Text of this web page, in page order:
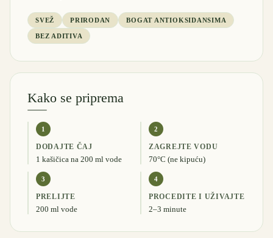
SVEŽ PRIRODAN BOGAT ANTIOKSIDANSIMA
BEZ ADITIVA
Kako se priprema
1
DODAJTE ČAJ
1 kašičica na 200 ml vode
2
ZAGREJTE VODU
70°C (ne kipuću)
3
PRELIJTE
200 ml vode
4
PROCEDITE I UŽIVAJTE
2–3 minute